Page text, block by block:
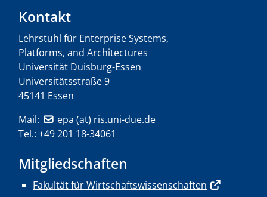
Kontakt
Lehrstuhl für Enterprise Systems,
Platforms, and Architectures
Universität Duisburg-Essen
Universitätsstraße 9
45141 Essen
Mail:
epa (at) ris.uni-due.de
Tel.: +49 201 18-34061
Mitgliedschaften
Fakultät für Wirtschaftswissenschaften